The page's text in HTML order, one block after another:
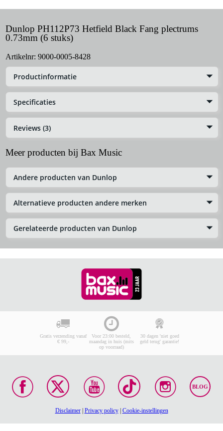
Dunlop PH112P73 Hetfield Black Fang plectrums
0.73mm (6 stuks)
Artikelnr: 9000-0005-8428
Productinformatie
Specificaties
Reviews (3)
Meer producten bij Bax Music
Andere producten van Dunlop
Alternatieve producten andere merken
Gerelateerde producten van Dunlop
Gratis verzending vanaf
€ 99,-
Voor 23:00 besteld,
maandag in huis (mits
op voorraad)
30 dagen 'niet goed
geld terug' garantie!
BLOG
Disclaimer| Privacy policy| Cookie-instellingen